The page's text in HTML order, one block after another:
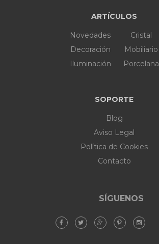
ARTÍCULOS
Novedades
Decoración
Iluminación
Cristal
Mobiliario
Porcelana
SOPORTE
Blog
Aviso Legal
Política de Cookies
Contacto
SÍGUENOS